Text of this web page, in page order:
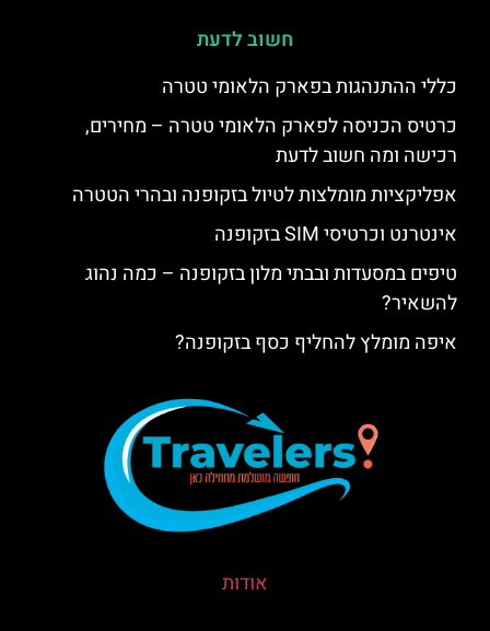
חשוב לדעת
כללי ההתנהגות בפארק הלאומי טטרה
כרטיס הכניסה לפארק הלאומי טטרה – מחירים,
רכישה ומה חשוב לדעת
אפליקציות מומלצות לטיול בזקופנה ובהרי הטטרה
אינטרנט וכרטיסי SIM בזקופנה
טיפים במסעדות ובבתי מלון בזקופנה – כמה נהוג
להשאיר?
איפה מומלץ להחליף כסף בזקופנה?
אודות